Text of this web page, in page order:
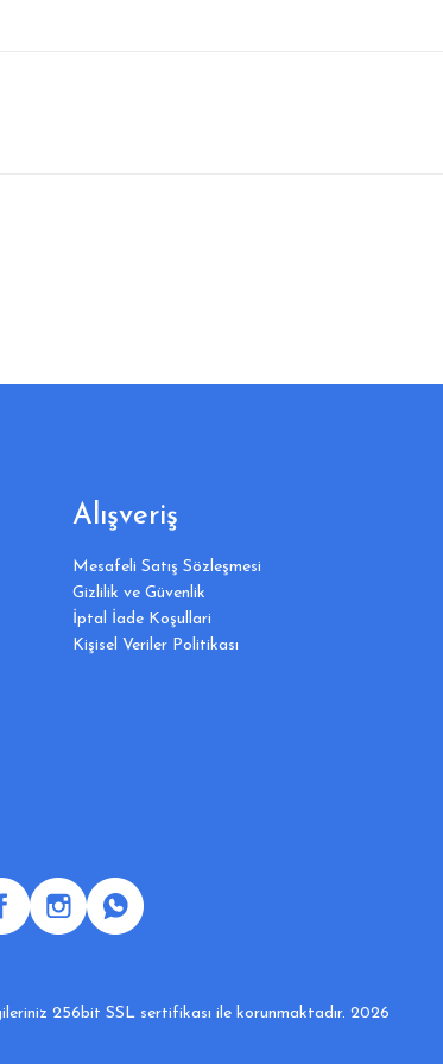
Alışveriş
Mesafeli Satış Sözleşmesi
Gizlilik ve Güvenlik
İptal İade Koşullari
Kişisel Veriler Politikası
256bit SSL sertifikası ile korunmaktadır. 2026